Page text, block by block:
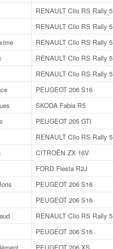
RENAULT Clio RS Rally 5
RENAULT Clio RS Rally 5
RENAULT Clio RS Rally 5
RENAULT Clio RS Rally 5
RENAULT Clio RS Rally 5
PEUGEOT 206 S16
SKODA Fabia R5
PEUGEOT 205 GTI
RENAULT Clio RS Rally 5
CITROËN ZX 16V
FORD Fiesta R2J
PEUGEOT 206 S16
PEUGEOT 206 S16
RENAULT Clio RS Rally 5
PEUGEOT 306 S16